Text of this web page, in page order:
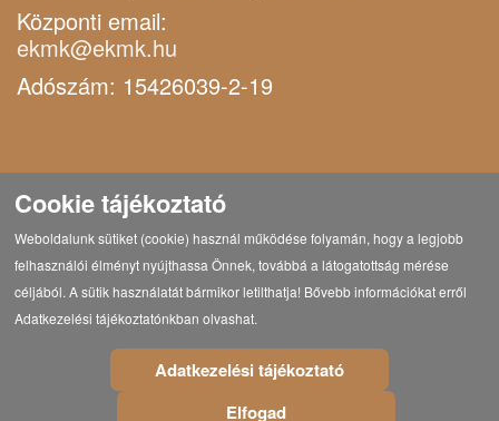
Központi email:
ekmk@ekmk.hu
Adószám: 15426039-2-19
Cookie tájékoztató
Weboldalunk sütiket (cookie) használ működése folyamán, hogy a legjobb
felhasználói élményt nyújthassa Önnek, továbbá a látogatottság mérése
céljából. A sütik használatát bármikor letilthatja! Bővebb információkat erről
Adatkezelési tájékoztatónkban olvashat.
Adatkezelési tájékoztató
Elfogad